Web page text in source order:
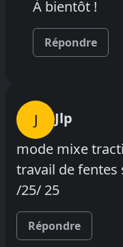
À bientôt !
Répondre
J
Jlp
mode mixe
travail de fentes
/25/ 25
Répondre